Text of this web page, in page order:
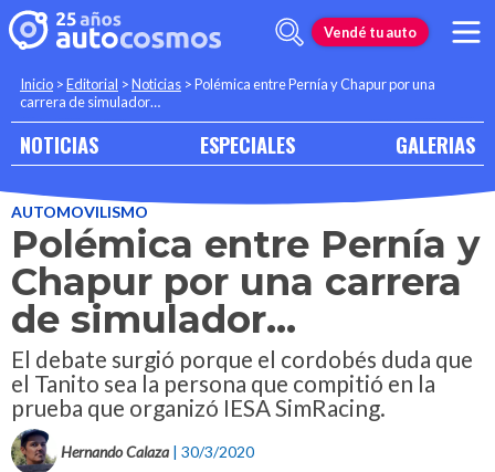
Vendé tu auto
Inicio >Editorial >Noticias >Polémica entre Pernía y Chapur por una
carrera de simulador…
NOTICIAS ESPECIALES GALERIAS
AUTOMOVILISMO
Polémica entre Pernía y
Chapur por una carrera
de simulador…
El debate surgió porque el cordobés duda que
el Tanito sea la persona que compitió en la
prueba que organizó IESA SimRacing.
Hernando Calaza | 30/3/2020